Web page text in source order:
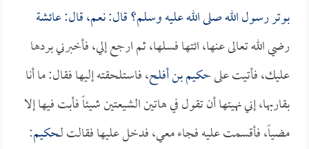
بوتر رسول الله صلى الله عليه وسلم؟ قال: نعم، قال:عائشة
رضي الله تعالى عنها، ائتها فسلها، ثم ارجع إلي، فأخبرني بردها
عليك، فأتيت علىحكيم بن أفلح، فاستلحقته إليها فقال: ما أنا
بقاربها، إني نهيتها أن تقول في هاتين الشيعتين شيئاً فأبت فيها إلا
مضياً، فأقسمت عليه فجاء معي، فدخل عليها فقالت لـحكيم: